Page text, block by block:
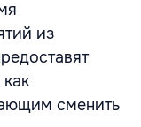
из
сменить